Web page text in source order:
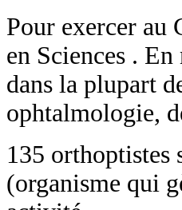
Pour exercer au
en Sciences .
dans la plupart
ophtalmologie,
135 orthoptistes
(organisme qui